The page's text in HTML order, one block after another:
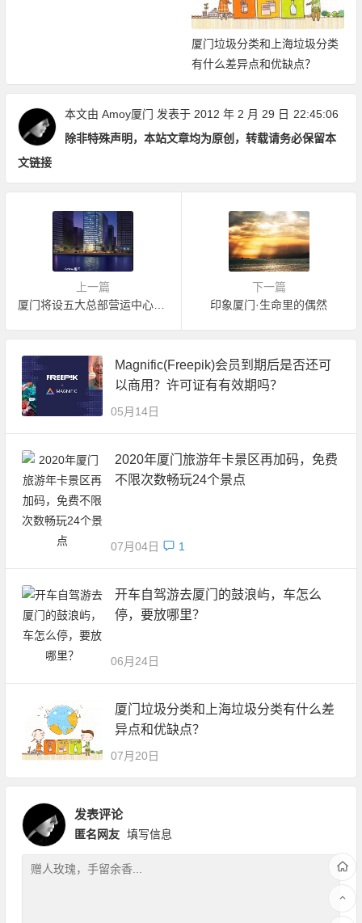
厦门垃圾分类和上海垃圾分类
有什么差异点和优缺点？
本文由 Amoy厦门 发表于 2012 年 2 月 29 日 22:45:06
除非特殊声明，本站文章均为原创，转载请务必保留本
文链接
上一篇
厦门将设五大总部营运中心·发展总部经济
下一篇
印象厦门·生命里的偶然
Magnific(Freepik)会员到期后是否还可
以商用？许可证有有效期吗？
05月14日
2020年厦门旅游年卡景区再加码，免费
不限次数畅玩24个景点
07月04日 1
开车自驾游去厦门的鼓浪屿，车怎么
停，要放哪里？
06月24日
厦门垃圾分类和上海垃圾分类有什么差
异点和优缺点？
07月20日
发表评论
匿名网友 填写信息